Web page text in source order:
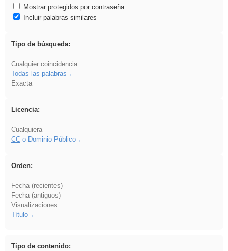
Mostrar protegidos por contraseña
Incluir palabras similares
Tipo de búsqueda:
Cualquier coincidencia
Todas las palabras
Exacta
Licencia:
Cualquiera
CCo Dominio Público
Orden:
Fecha (recientes)
Fecha (antiguos)
Visualizaciones
Título
Tipo de contenido: